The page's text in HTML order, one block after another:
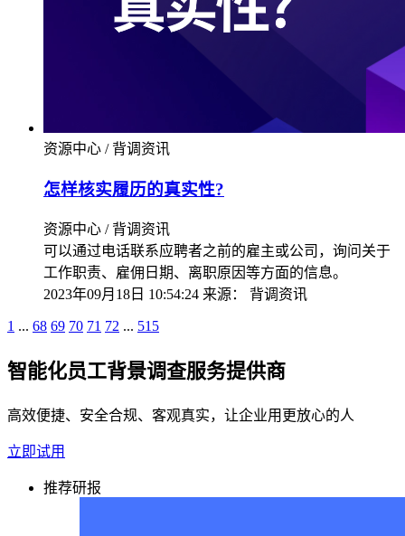
资源中心 / 背调资讯
怎样核实履历的真实性?
资源中心 / 背调资讯
可以通过电话联系应聘者之前的雇主或公司，询问关于
工作职责、雇佣日期、离职原因等方面的信息。
2023年09月18日 10:54:24 来源： 背调资讯
1 ... 68 69 70 71 72 ... 515
智能化员工背景调查服务提供商
高效便捷、安全合规、客观真实，让企业用更放心的人
立即试用
推荐研报